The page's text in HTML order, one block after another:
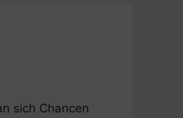
sich Chancen